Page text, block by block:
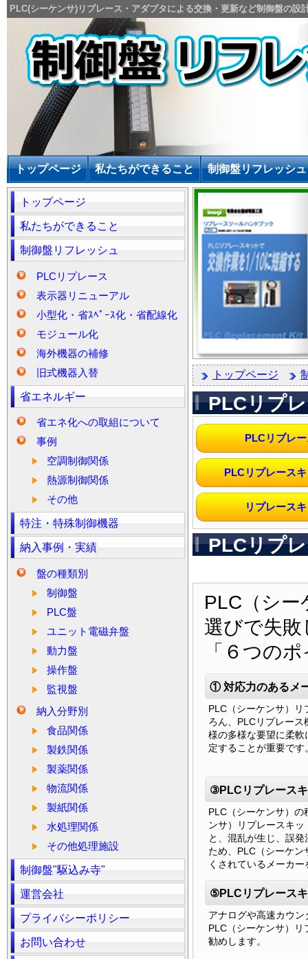
PLC(シーケンサ)リプレース・アダプタによる交換・更新など制御盤の
トップページ 私たちができること 制御盤リフレッシュ
トップページ
私たちができること
制御盤リフレッシュ
PLCリプレース
表示器リニューアル
小型化・省ｽﾍﾟｰｽ化・省配線化
モジュール化
海外機器の補修
旧式機器入替
省エネルギー
省エネ化への取組について
事例
空調制御関係
熱源制御関係
その他
特注・特殊制御機器
納入事例・実績
盤の種類別
制御盤
PLC盤
ユニット電磁弁盤
動力盤
操作盤
監視盤
納入分野別
食品関係
製鉄関係
製薬関係
物流関係
製紙関係
水処理関係
その他処理施設
制御盤"駆込み寺"
運営会社
プライバシーポリシー
お問い合わせ
トップページ
PLCリプ
PLCリプレ
PLCリプレース
リプレース
PLCリプ
PLC（シ
選びで失
「６つの
① 対応力のあるメ
PLC（シーケンサ）
ろん、PLCリプレー
様の多様な要望に柔
定することが重要です
③PLCリプレース
PLC（シーケンサ）
ンサ）リプレースキ
と、混乱が生じ、誤
ため、PLC（シーケ
くされているメーカ
⑤PLCリプレース
アナログや高速カウ
PLC（シーケンサ）
勧めします。